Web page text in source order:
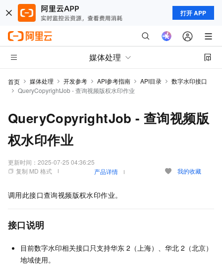
打开 APP
媒体处理
首页 媒体处理 开发参考 API参考指南 API目录
数字水印接口
QueryCopyrightJob - 查询视频版权水印作业
QueryCopyrightJob - 查询视频版
权水印作业
更新时间： 2025-07-25 04:36:25
复制 MD 格式
产品详情 我的收藏
调用此接口查询视频版权水印作业。
接口说明
目前数字水印相关接口只支持华东 2（上海）、华北 2（北京）
地域使用。